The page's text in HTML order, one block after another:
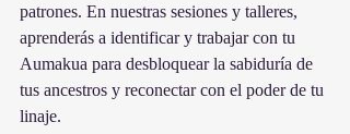
patrones. En nuestras sesiones y talleres,
aprenderás a identificar y trabajar con tu
Aumakua para desbloquear la sabiduría de
tus ancestros y reconectar con el poder de tu
linaje.